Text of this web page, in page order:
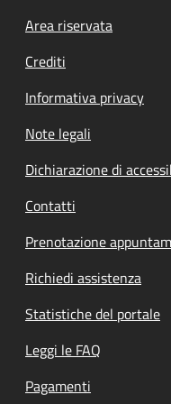
Footer menu
Area riservata
Crediti
Informativa privacy
Note legali
Dichiarazione di
Contatti
Prenotazione
Richiedi assistenza
Statistiche del portale
Leggi le FAQ
Pagamenti